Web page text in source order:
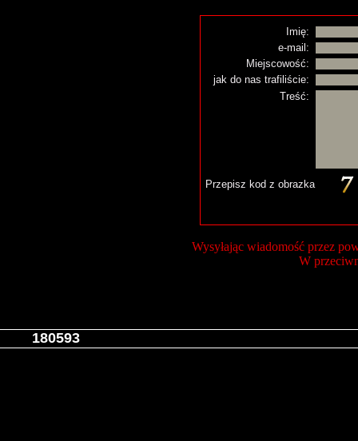
Imię:
e-mail:
Miejscowość:
jak do nas trafiliście:
Treść:
Przepisz kod z obrazka
Wysyłając wiadomość przez
W
180593